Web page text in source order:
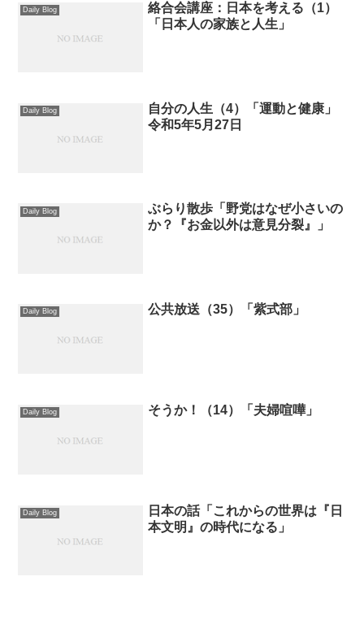
Daily Blog
絡合会講座：日本を考える（1）
「日本人の家族と人生」
Daily Blog
自分の人生（4）「運動と健康」
令和5年5月27日
Daily Blog
ぶらり散歩「野党はなぜ小さいの
か？『お金以外は意見分裂』」
Daily Blog 公共放送（35）「紫式部」
Daily Blog そうか！（14）「夫婦喧嘩」
Daily Blog
日本の話「これからの世界は『日
本文明』の時代になる」